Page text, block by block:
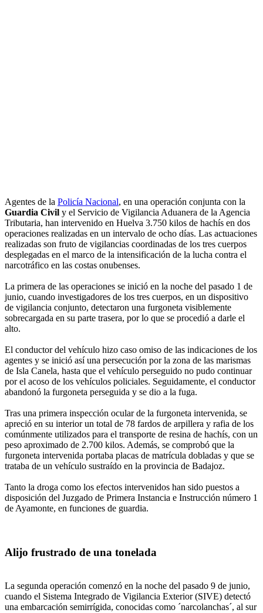
Agentes de la Policía Nacional, en una operación conjunta con la
Guardia Civil y el Servicio de Vigilancia Aduanera de la Agencia
Tributaria, han intervenido en Huelva 3.750 kilos de hachís en dos
operaciones realizadas en un intervalo de ocho días. Las actuaciones
realizadas son fruto de vigilancias coordinadas de los tres cuerpos
desplegadas en el marco de la intensificación de la lucha contra el
narcotráfico en las costas onubenses.
La primera de las operaciones se inició en la noche del pasado 1 de
junio, cuando investigadores de los tres cuerpos, en un dispositivo
de vigilancia conjunto, detectaron una furgoneta visiblemente
sobrecargada en su parte trasera, por lo que se procedió a darle el
alto.
El conductor del vehículo hizo caso omiso de las indicaciones de los
agentes y se inició así una persecución por la zona de las marismas
de Isla Canela, hasta que el vehículo perseguido no pudo continuar
por el acoso de los vehículos policiales. Seguidamente, el conductor
abandonó la furgoneta perseguida y se dio a la fuga.
Tras una primera inspección ocular de la furgoneta intervenida, se
apreció en su interior un total de 78 fardos de arpillera y rafia de los
comúnmente utilizados para el transporte de resina de hachís, con un
peso aproximado de 2.700 kilos. Además, se comprobó que la
furgoneta intervenida portaba placas de matrícula dobladas y que se
trataba de un vehículo sustraído en la provincia de Badajoz.
Tanto la droga como los efectos intervenidos han sido puestos a
disposición del Juzgado de Primera Instancia e Instrucción número 1
de Ayamonte, en funciones de guardia.
Alijo frustrado de una tonelada
La segunda operación comenzó en la noche del pasado 9 de junio,
cuando el Sistema Integrado de Vigilancia Exterior (SIVE) detectó
una embarcación semirrígida, conocidas como ´narcolanchas´, al sur